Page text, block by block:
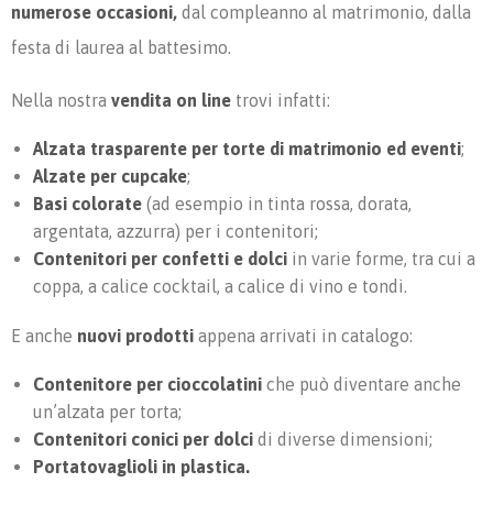
numerose occasioni, dal compleanno al matrimonio, dalla
festa di laurea al battesimo.
Nella nostra vendita on line trovi infatti:
Alzata trasparente per torte di matrimonio ed eventi;
Alzate per cupcake;
Basi colorate (ad esempio in tinta rossa, dorata,
argentata, azzurra) per i contenitori;
Contenitori per confetti e dolci in varie forme, tra cui a
coppa, a calice cocktail, a calice di vino e tondi.
E anche nuovi prodotti appena arrivati in catalogo:
Contenitore per cioccolatini che può diventare anche
un’alzata per torta;
Contenitori conici per dolci di diverse dimensioni;
Portatovaglioli in plastica.